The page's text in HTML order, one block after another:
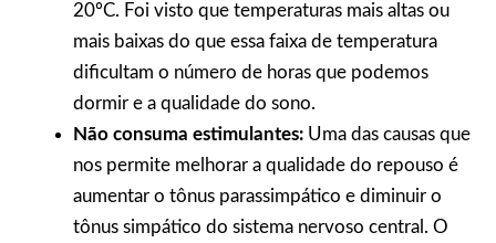
20ºC. Foi visto que temperaturas mais altas ou
mais baixas do que essa faixa de temperatura
dificultam o número de horas que podemos
dormir e a qualidade do sono.
Não consuma estimulantes: Uma das causas que
nos permite melhorar a qualidade do repouso é
aumentar o tônus parassimpático e diminuir o
tônus simpático do sistema nervoso central. O